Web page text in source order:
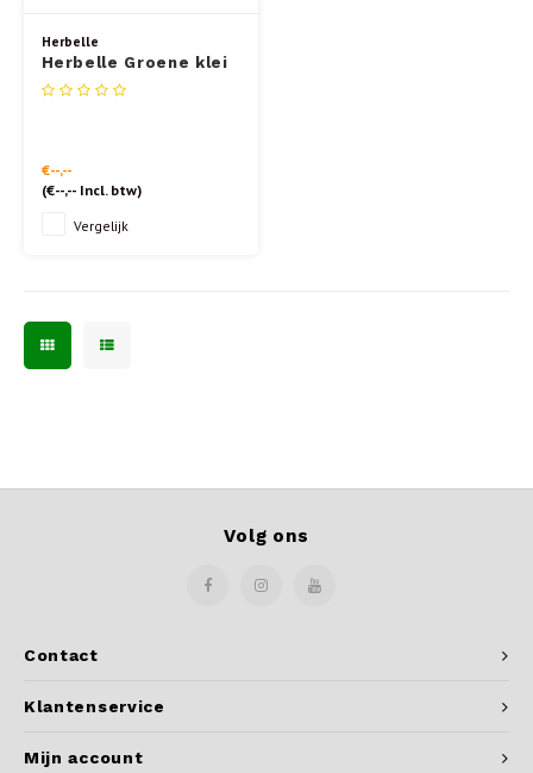
Herbelle
Herbelle Groene klei
Superfijn bulk 22kg
€--,--
(€--,--Incl. btw)
Vergelijk
Contact
Volg ons
Klantenservice
Mijn account